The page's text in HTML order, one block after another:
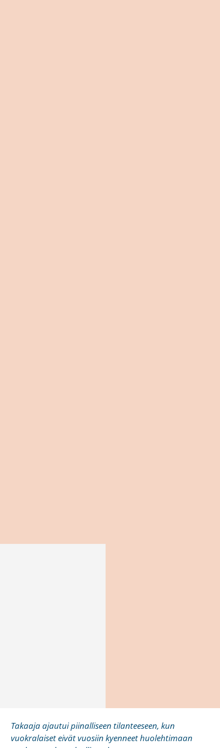
Takaaja ajautui piinalliseen tilanteeseen, kun
vuokralaiset eivät vuosiin kyenneet huolehtimaan